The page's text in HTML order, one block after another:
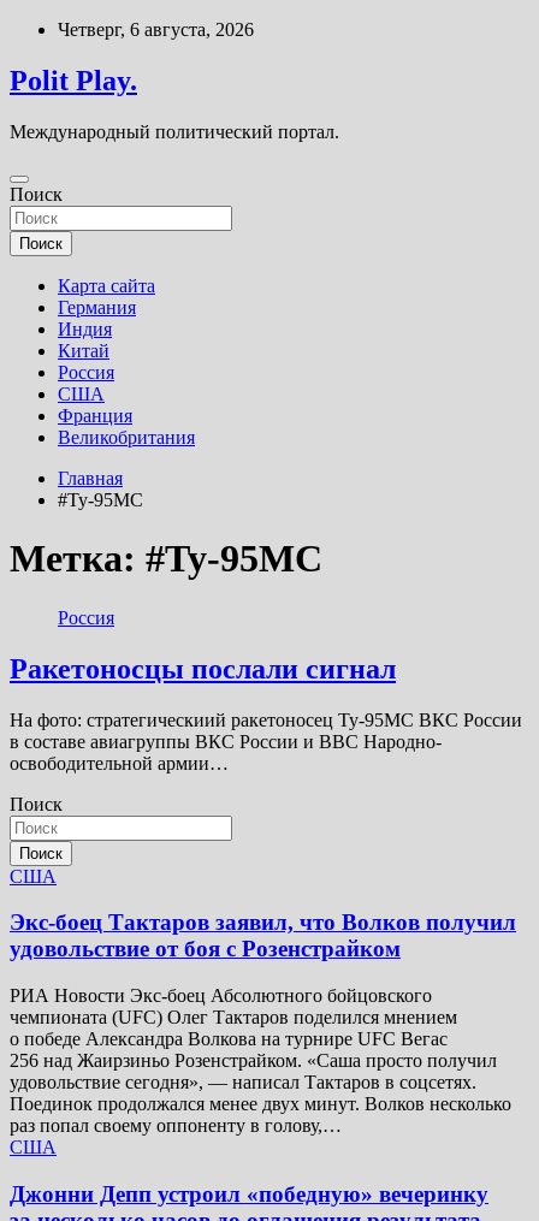
Перейти
содержимому
Четверг, 6 августа, 2026
Polit Play.
Международный политический портал.
Поиск
Поиск
Карта сайта
Германия
Индия
Китай
Россия
США
Франция
Великобритания
Главная
#Ту-95МС
Метка: #Ту-95МС
Россия
Ракетоносцы послали сигнал
На фото: стратегическиий ракетоносец Ту-95МС ВКС России
в составе авиагруппы ВКС России и ВВС Народно-
освободительной армии…
Поиск
Поиск
США
Экс-боец Тактаров заявил, что Волков получил
удовольствие от боя с Розенстрайком
РИА Новости Экс-боец Абсолютного бойцовского
чемпионата (UFC) Олег Тактаров поделился мнением
о победе Александра Волкова на турнире UFC Вегас
256 над Жаирзиньо Розенстрайком. «Саша просто получил
удовольствие сегодня», — написал Тактаров в соцсетях.
Поединок продолжался менее двух минут. Волков несколько
раз попал своему оппоненту в голову,…
США
Джонни Депп устроил «победную» вечеринку